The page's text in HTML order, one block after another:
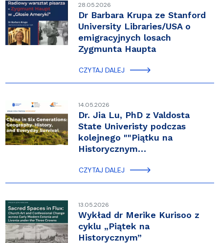
28.05.2026
Dr Barbara Krupa ze Stanford
University Libraries/USA o
emigracyjnych losach
Zygmunta Haupta
CZYTAJ DALEJ
14.05.2026
Dr. Jia Lu, PhD z Valdosta
State Univeristy podczas
kolejnego ""Piątku na
Historycznym…
CZYTAJ DALEJ
13.05.2026
Wykład dr Merike Kurisoo z
cyklu „Piątek na
Historycznym”